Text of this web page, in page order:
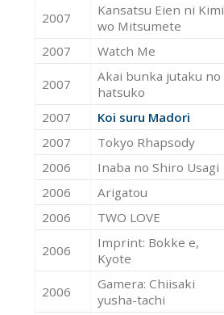
2007
Kansatsu Eien ni Kimi
wo Mitsumete
2007 Watch Me
2007
Akai bunka jutaku no
hatsuko
2007 Koi suru Madori
2007
Tokyo Rhapsody
2006
Inaba no Shiro Usagi
2006
Arigatou
2006
TWO LOVE
2006
Imprint: Bokke e,
Kyote
2006
Gamera: Chiisaki
yusha-tachi